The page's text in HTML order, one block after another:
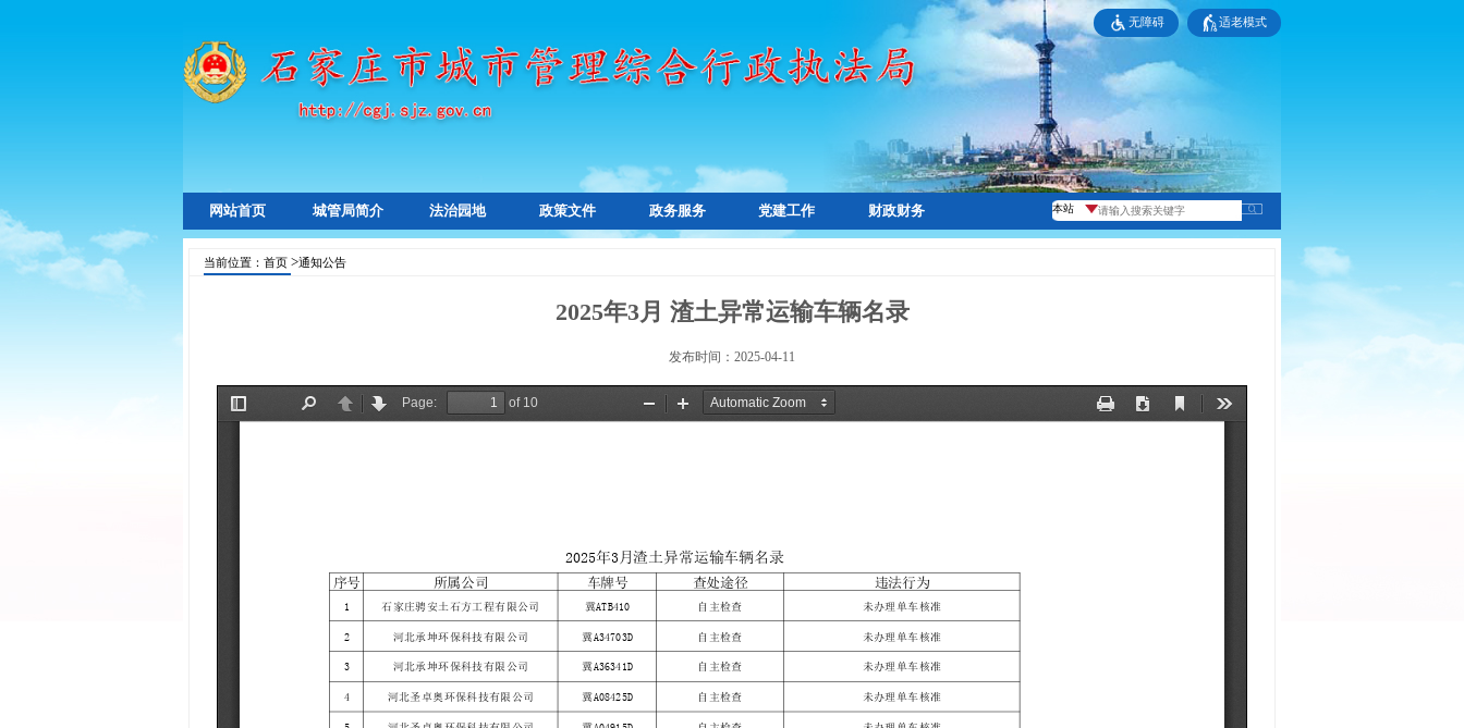
无障碍 适老模式
网站首页 城管局简介 法治园地 政策文件 政务服务 党建工作 财政财务
当前位置： 首页 >通知公告
2025年3月 渣土异常运输车辆名录
发布时间：2025-04-11